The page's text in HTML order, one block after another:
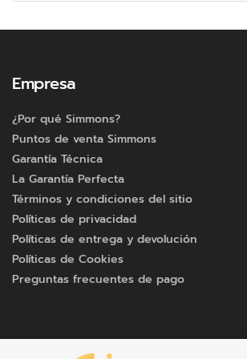
Empresa
¿Por qué Simmons?
Puntos de venta Simmons
Garantía Técnica
La Garantía Perfecta
Términos y condiciones del sitio
Políticas de privacidad
Políticas de entrega y devolución
Políticas de Cookies
Preguntas frecuentes de pago